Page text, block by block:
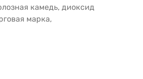
камедь, диоксид
марка,